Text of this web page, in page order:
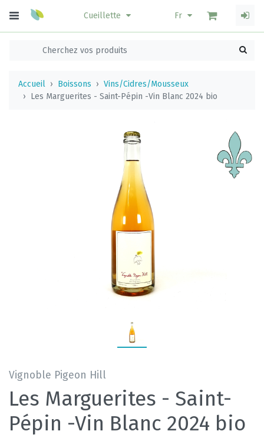
Cueillette Fr
Accueil Boissons
Vins/Cidres/Mousseux
Les Marguerites - Saint-Pépin -Vin Blanc 2024 bio
Vignoble Pigeon Hill
Les Marguerites - Saint-
Pépin -Vin Blanc 2024 bio